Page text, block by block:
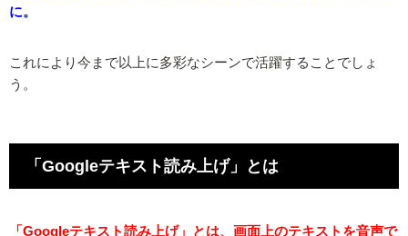
に。
これにより今まで以上に多彩なシーンで活躍することでしょ
う。
「Googleテキスト読み上げ」とは
「Googleテキスト読み上げ」とは、画面上のテキストを音声で